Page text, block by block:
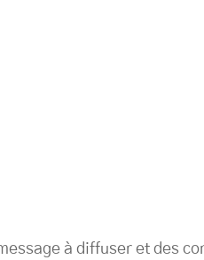
à diffuser et des